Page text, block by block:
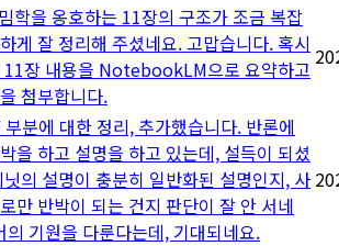
학을 옹호하는 11장의 구조가 조금 복잡
게 잘 정리해 주셨네요. 고맙습니다. 혹시
11장 내용을 NotebookLM으로 요약하고
첨부합니다.
분에 대한 정리, 추가했습니다. 반론에
을 하고 설명을 하고 있는데, 설득이 되셨
의 설명이 충분히 일반화된 설명인지, 사
만 반박이 되는 건지 판단이 잘 안 서네
기원을 다룬다는데, 기대되네요.